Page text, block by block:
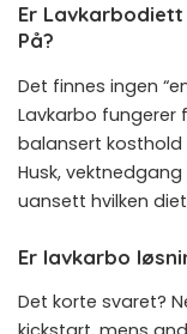
Er Lavkarbodiett
På?
Det finnes ingen
Lavkarbo fungerer
balansert
Husk,
uansett hvilken
Er lavkarbo
Det korte svaret?